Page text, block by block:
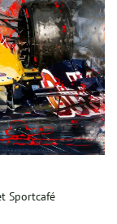
Sportcafé